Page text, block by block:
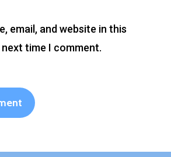
email, and website in this
time I comment.